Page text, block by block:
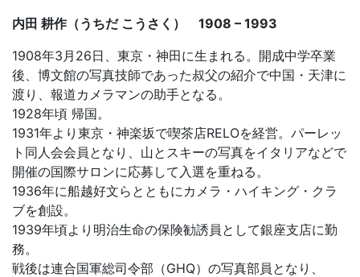
内田 耕作（うちだ こうさく） 1908 – 1993
1908年3月26日、東京・神田に生まれる。開成中学卒業
後、博文館の写真技師であった叔父の紹介で中国・天津に
渡り、報道カメラマンの助手となる。
1928年頃 帰国。
1931年より東京・神楽坂で喫茶店RELOを経営。パーレッ
ト同人会会員となり、山とスキーの写真をイタリアなどで
開催の国際サロンに応募して入選を重ねる。
1936年に船越好文らとともにカメラ・ハイキング・クラ
ブを創設。
1939年頃より明治生命の保険勧誘員として銀座支店に勤
務。
戦後は連合国軍総司令部（GHQ）の写真部員となり、